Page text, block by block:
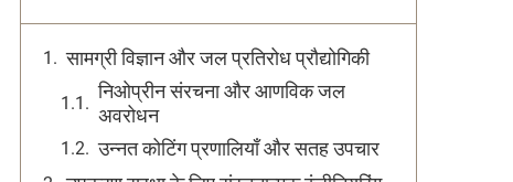
सामग्री विज्ञान और जल प्रतिरोध प्रौद्योगिकी
निओप्रीन संरचना और आणविक जल
अवरोधन
उन्नत कोटिंग प्रणालियाँ और सतह उपचार